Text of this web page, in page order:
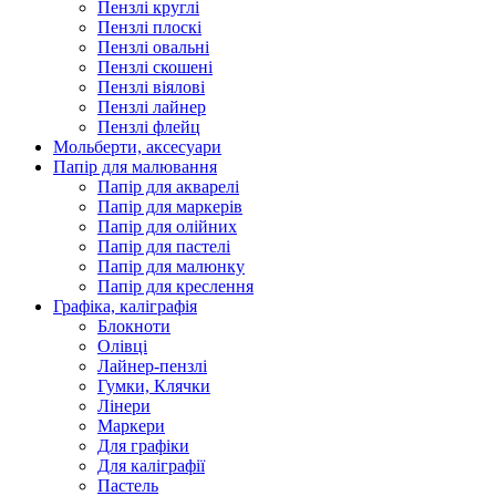
Пензлі круглі
Пензлі плоскі
Пензлі овальні
Пензлі скошені
Пензлі віялові
Пензлі лайнер
Пензлі флейц
Мольберти, аксесуари
Папір для малювання
Папір для акварелі
Папір для маркерів
Папір для олійних
Папір для пастелі
Папір для малюнку
Папір для креслення
Графіка, каліграфія
Блокноти
Олівці
Лайнер-пензлі
Гумки, Клячки
Лінери
Маркери
Для графіки
Для каліграфії
Пастель